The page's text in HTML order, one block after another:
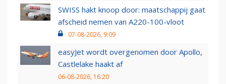
SWISS hakt knoop door: maatschappij gaat
afscheid nemen van A220-100-vloot
07-08-2026, 9:09
easyJet wordt overgenomen door Apollo,
Castlelake haakt af
06-08-2026, 16:20